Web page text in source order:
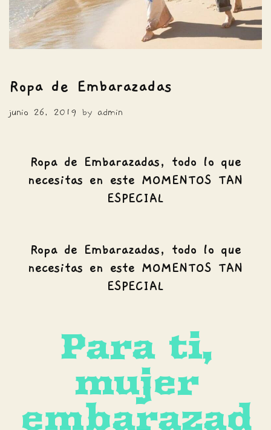
Ropa de Embarazadas
junio 26, 2019 by admin
Ropa de Embarazadas, todo lo que
necesitas en este MOMENTOS TAN
ESPECIAL
Ropa de Embarazadas, todo lo que
necesitas en este MOMENTOS TAN
ESPECIAL
Para ti,
mujer
embarazad